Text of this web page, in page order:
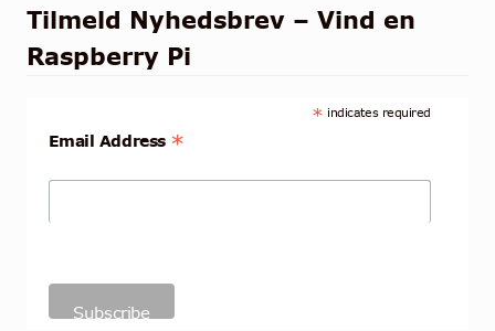
Tilmeld Nyhedsbrev – Vind en
Raspberry Pi
* indicates required
Email Address *